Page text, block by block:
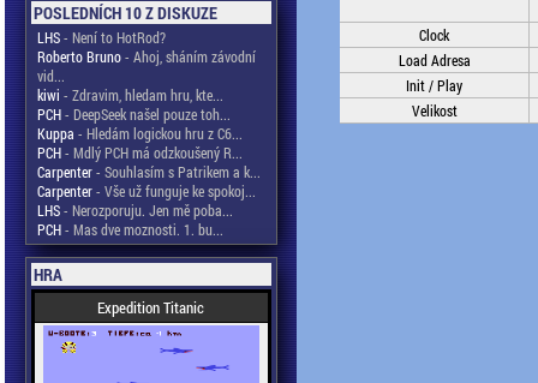
POSLEDNÍCH 10 Z DISKUZE
LHS- Není to HotRod?
Roberto Bruno- Ahoj, sháním závodní
vid...
kiwi - Zdravim, hledam hru, kte...
PCH- DeepSeek našel pouze toh...
Kuppa - Hledám logickou hru z C6...
PCH- Mdlý PCH má odzkoušený R...
Carpenter- Souhlasím s Patrikem a k...
Carpenter- Vše už funguje ke spokoj...
LHS- Nerozporuju. Jen mě poba...
PCH- Mas dve moznosti. 1. bu...
HRA
Expedition Titanic
Clock
Load Adresa
Init / Play
Velikost